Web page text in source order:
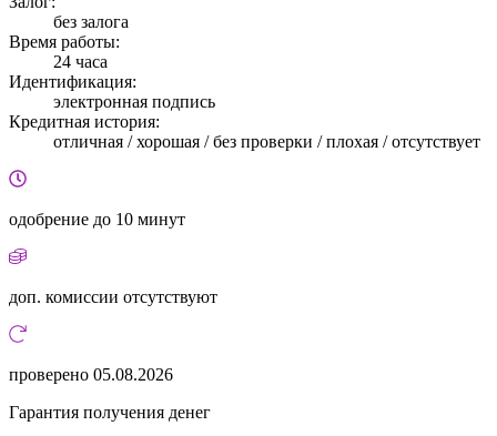
без залога
Время работы:
24 часа
Идентификация:
электронная подпись
Кредитная история:
отличная / хорошая / без проверки / плохая / отсутствует
одобрение до 10 минут
доп. комиссии отсутствуют
проверено 05.08.2026
Гарантия получения денег